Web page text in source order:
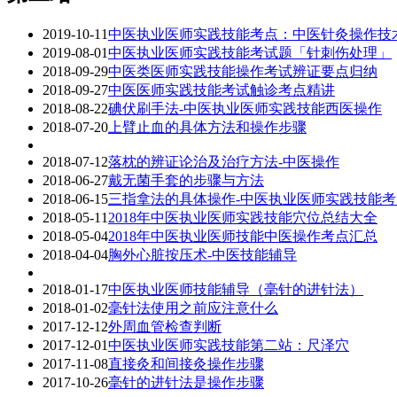
2019-10-11中医执业医师实践技能考点：中医针灸操作技
2019-08-01中医执业医师实践技能考试题「针刺伤处理」
2018-09-29中医类医师实践技能操作考试辨证要点归纳
2018-09-27中医医师实践技能考试触诊考点精讲
2018-08-22碘伏刷手法-中医执业医师实践技能西医操作
2018-07-20 上臂止血的具体方法和操作步骤
2018-07-12落枕的辨证论治及治疗方法-中医操作
2018-06-27戴无菌手套的步骤与方法
2018-06-15三指拿法的具体操作-中医执业医师实践技能
2018-05-11 2018年中医执业医师实践技能穴位总结大全
2018-05-042018年中医执业医师技能中医操作考点汇总
2018-04-04胸外心脏按压术-中医技能辅导
2018-01-17中医执业医师技能辅导（毫针的进针法）
2018-01-02毫针法使用之前应注意什么
2017-12-12外周血管检查判断
2017-12-01中医执业医师实践技能第二站：尺泽穴
2017-11-08直接灸和间接灸操作步骤
2017-10-26毫针的进针法是操作步骤